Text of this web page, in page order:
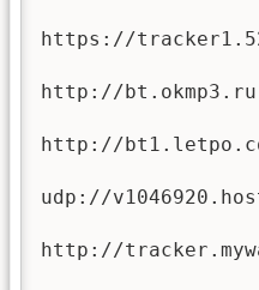
https://
http://
http://
udp://
http://